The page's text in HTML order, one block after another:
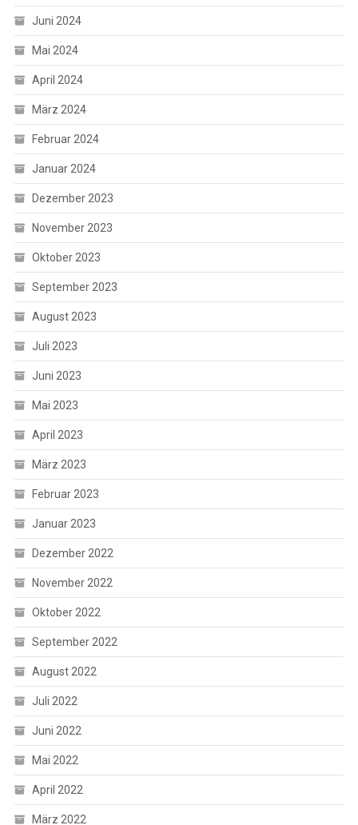
Juni 2024
Mai 2024
April 2024
März 2024
Februar 2024
Januar 2024
Dezember 2023
November 2023
Oktober 2023
September 2023
August 2023
Juli 2023
Juni 2023
Mai 2023
April 2023
März 2023
Februar 2023
Januar 2023
Dezember 2022
November 2022
Oktober 2022
September 2022
August 2022
Juli 2022
Juni 2022
Mai 2022
April 2022
März 2022